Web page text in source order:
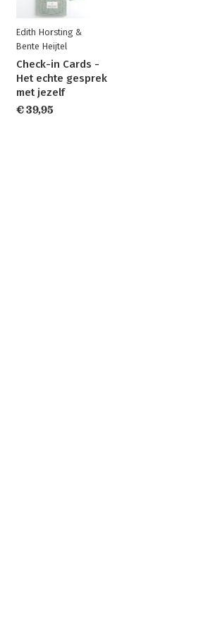
Edith Horsting &
Bente Heijtel
Check-in Cards -
Het echte gesprek
met jezelf
€ 39,95